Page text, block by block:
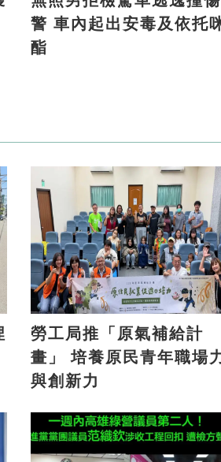
警 車內起出安毒及依托咪
酯
勞工局推「原氣補給計
畫」 培養原民青年職場力
與創新力